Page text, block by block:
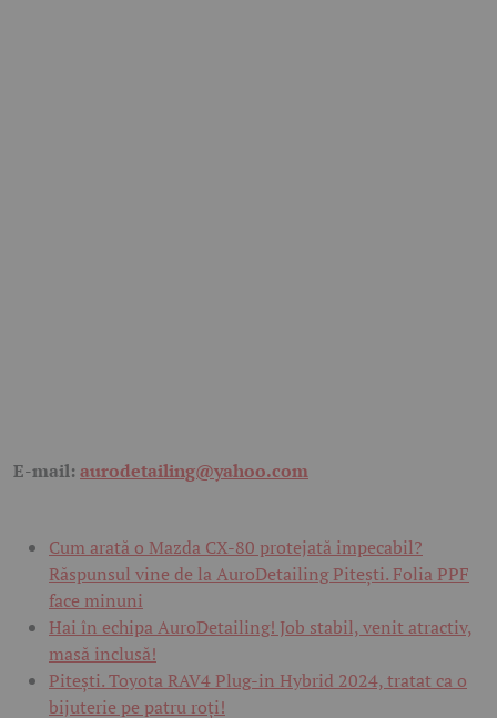
E-mail:aurodetailing@yahoo.com
Cum arată o Mazda CX-80 protejată impecabil?
Răspunsul vine de la AuroDetailing Pitești. Folia PPF
face minuni
Hai în echipa AuroDetailing! Job stabil, venit atractiv,
masă inclusă!
Pitești. Toyota RAV4 Plug-in Hybrid 2024, tratat ca o
bijuterie pe patru roți!